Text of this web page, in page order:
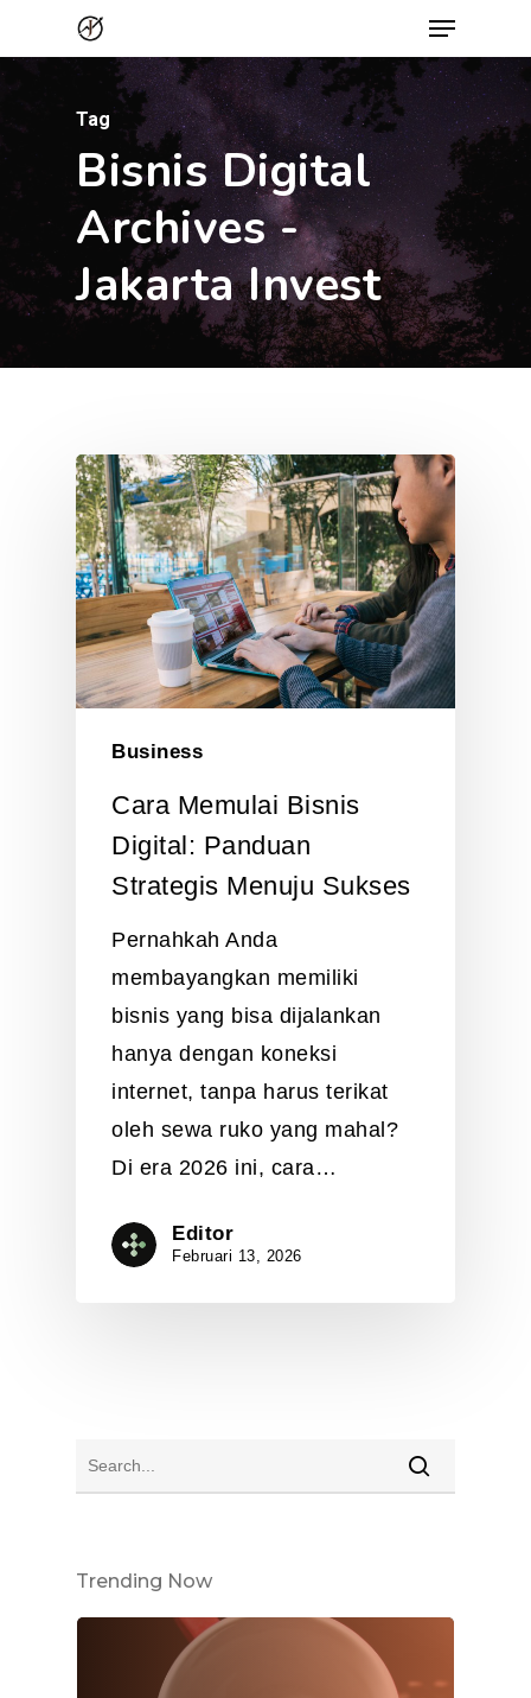
to
main
content
Menu
Tag
Bisnis Digital
Archives -
Jakarta Invest
Business
Cara Memulai Bisnis
Digital: Panduan
Strategis Menuju Sukses
Pernahkah Anda
membayangkan memiliki
bisnis yang bisa dijalankan
hanya dengan koneksi
internet, tanpa harus terikat
oleh sewa ruko yang mahal?
Di era 2026 ini, cara…
Editor
Februari 13, 2026
Trending Now
Close
Menu